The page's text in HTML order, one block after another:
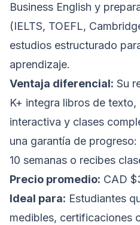
Business English y
(IELTS, TOEFL,
estudios estructurado
aprendizaje.
Ventaja diferencial: Su
K+ integra libros de
interactiva y clases
una garantía de
10 semanas o recibes
Precio promedio: CAD
Ideal para: Estudiantes
medibles, certificaciones